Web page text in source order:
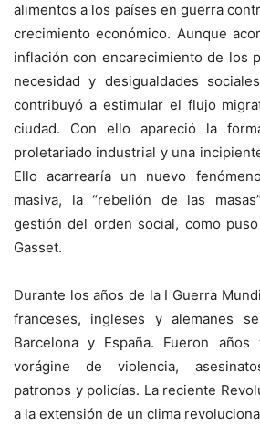
alimentos a los países en guerra
crecimiento económico. Aunque
inflación con encarecimiento de los
necesidad y desigualdades
contribuyó a estimular el flujo
ciudad. Con ello apareció la
proletariado industrial y una
Ello acarrearía un nuevo
masiva, la “rebelión de las
gestión del orden social, como
Gasset.
Durante los años de la I Guerra
franceses, ingleses y alemanes
Barcelona y España. Fueron
vorágine de violencia,
patronos y policías. La reciente
a la extensión de un clima